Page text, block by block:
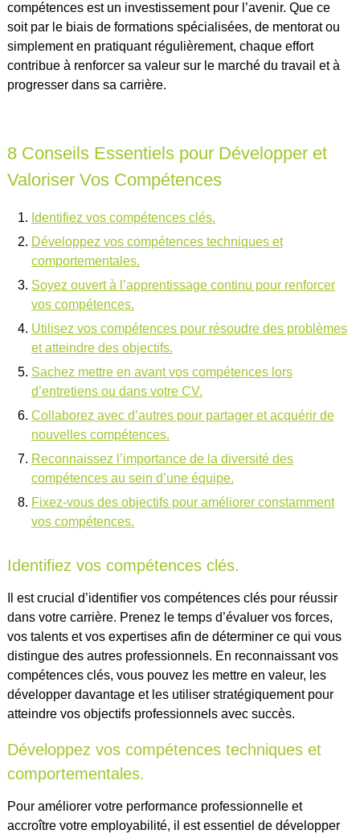
compétences est un investissement pour l’avenir. Que ce
soit par le biais de formations spécialisées, de mentorat ou
simplement en pratiquant régulièrement, chaque effort
contribue à renforcer sa valeur sur le marché du travail et à
progresser dans sa carrière.
8 Conseils Essentiels pour Développer et
Valoriser Vos Compétences
Identifiez vos compétences clés.
Développez vos compétences techniques et
comportementales.
Soyez ouvert à l’apprentissage continu pour renforcer
vos compétences.
Utilisez vos compétences pour résoudre des problèmes
et atteindre des objectifs.
Sachez mettre en avant vos compétences lors
d’entretiens ou dans votre CV.
Collaborez avec d’autres pour partager et acquérir de
nouvelles compétences.
Reconnaissez l’importance de la diversité des
compétences au sein d’une équipe.
Fixez-vous des objectifs pour améliorer constamment
vos compétences.
Identifiez vos compétences clés.
Il est crucial d’identifier vos compétences clés pour réussir
dans votre carrière. Prenez le temps d’évaluer vos forces,
vos talents et vos expertises afin de déterminer ce qui vous
distingue des autres professionnels. En reconnaissant vos
compétences clés, vous pouvez les mettre en valeur, les
développer davantage et les utiliser stratégiquement pour
atteindre vos objectifs professionnels avec succès.
Développez vos compétences techniques et
comportementales.
Pour améliorer votre performance professionnelle et
accroître votre employabilité, il est essentiel de développer